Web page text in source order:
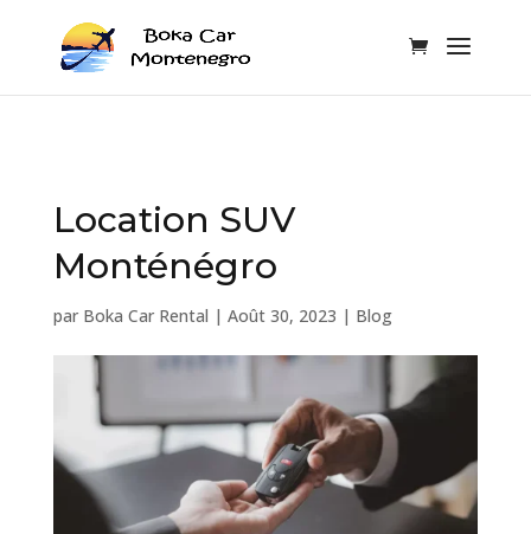
Location SUV
Monténégro
par Boka Car Rental | Août 30, 2023 | Blog